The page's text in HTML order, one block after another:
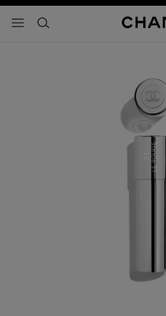
- navegación principal
buscar